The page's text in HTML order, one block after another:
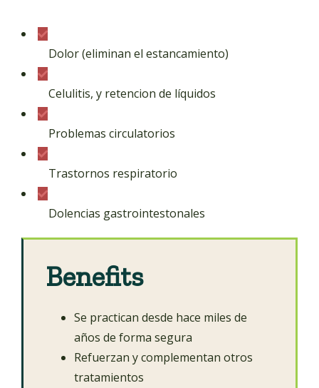
Dolor (eliminan el estancamiento)
Celulitis, y retencion de líquidos
Problemas circulatorios
Trastornos respiratorio
Dolencias gastrointestonales
Benefits
Se practican desde hace miles de
años de forma segura
Refuerzan y complementan otros
tratamientos